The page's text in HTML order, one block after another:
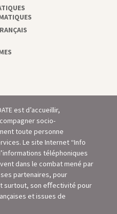
est d’accueillir,
socio-
toute personne
Le site Internet “Info
téléphoniques
dans le combat mené par
partenaires, pour
surtout, son eﬀectivité pour
et issues de